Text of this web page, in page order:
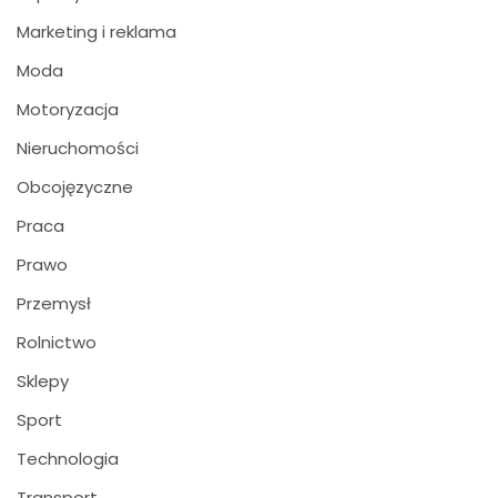
Marketing i reklama
Moda
Motoryzacja
Nieruchomości
Obcojęzyczne
Praca
Prawo
Przemysł
Rolnictwo
Sklepy
Sport
Technologia